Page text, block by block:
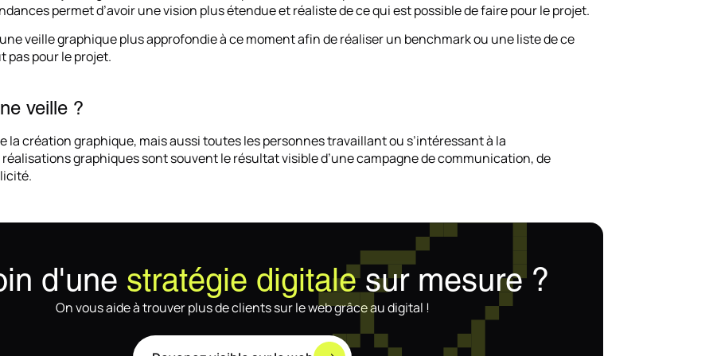
permet d’avoir une vision plus étendue et réaliste de ce qui est possible de faire pour le projet.
veille graphique plus approfondie à ce moment afin de réaliser un benchmark ou une liste de ce
pas pour le projet.
veille ?
la création graphique, mais aussi toutes les personnes travaillant ou s’intéressant à la
graphiques sont souvent le résultat visible d’une campagne de communication, de
d'une stratégie digitalesur mesure ?
On vous aide à trouver plus de clients sur le web grâce au digital !